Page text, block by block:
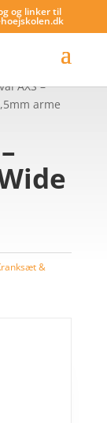
og linker til
AXS –
arme
&